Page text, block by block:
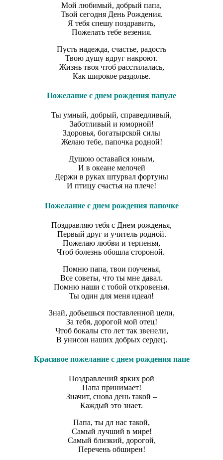
Мой любимый, добрый папа,
Твой сегодня День Рождения.
Я тебя спешу поздравить,
Пожелать тебе везения.
Пусть надежда, счастье, радость
Твою душу вдруг накроют.
Жизнь твоя чтоб расстилалась,
Как широкое раздолье.
Пожелание с днем рождения папуле
Ты умный, добрый, справедливый,
Заботливый и юморной!
Здоровья, богатырской силы
Желаю тебе, папочка родной!
Душою оставайся юным,
И в океане мелочей
Держи в руках штурвал фортуны
И птицу счастья на плече!
Пожелание с днем рождения папочке
Поздравляю тебя с Днем рожденья,
Первый друг и учитель родной.
Пожелаю любви и терпенья,
Чтоб болезнь обошла стороной.
Помню папа, твои поученья,
Все советы, что ты мне давал.
Помню наши с тобой откровенья.
Ты один для меня идеал!
Знай, добьешься поставленной цели,
За тебя, дорогой мой отец!
Чтоб бокалы сто лет так звенели,
В унисон наших добрых сердец.
Красивое пожелание с днем рождения папе
Поздравлений ярких рой
Папа принимает!
Значит, снова день такой –
Каждый это знает.
Папа, ты дл нас такой,
Самый лучший в мире!
Самый близкий, дорогой,
Перечень обширен!